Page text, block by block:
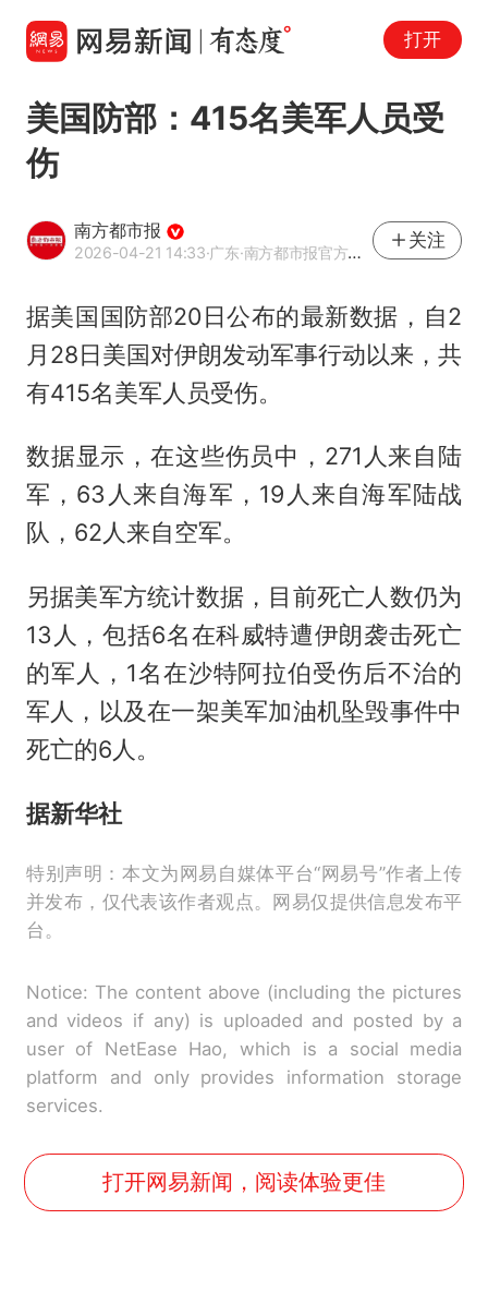
打开
美国防部：415名美军人员受
伤
南方都市报
2026-04-21 14:33·广东·南方都市报官方网易号
关注
据美国国防部20日公布的最新数据，自2
月28日美国对伊朗发动军事行动以来，共
有415名美军人员受伤。
数据显示，在这些伤员中，271人来自陆
军，63人来自海军，19人来自海军陆战
队，62人来自空军。
另据美军方统计数据，目前死亡人数仍为
13人，包括6名在科威特遭伊朗袭击死亡
的军人，1名在沙特阿拉伯受伤后不治的
军人，以及在一架美军加油机坠毁事件中
死亡的6人。
据新华社
特别声明：本文为网易自媒体平台“网易号”作者上传
并发布，仅代表该作者观点。网易仅提供信息发布平
台。
Notice: The content above (including the pictures
and videos if any) is uploaded and posted by a
user of NetEase Hao, which is a social media
platform and only provides information storage
services.
打开网易新闻，阅读体验更佳